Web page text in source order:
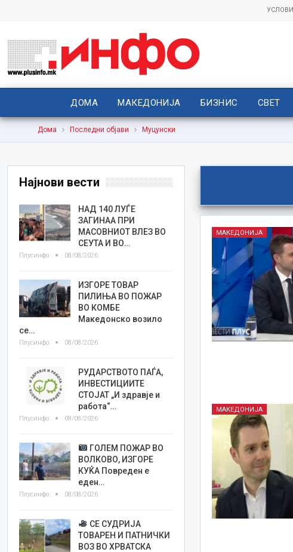
ДОМА МАКЕДОНИЈА БИЗНИС СВЕТ
Дома Последни објави Муцунски
МАКЕДОНИЈА
МАКЕДОНИЈА
Најнови вести
НАД 140 ЛУЃЕ
ЗАГИНАА ПРИ
МАСОВНИОТ ВЛЕЗ ВО
СЕУТА И ВО…
Плусинфо 08/08/2026
ИЗГОРЕ ТОВАР
ПИЛИЊА ВО ПОЖАР
ВО КОМБЕ
Македонско возило
се…
Плусинфо 08/08/2026
РУДАРСТВОТО ПАЃА,
ИНВЕСТИЦИИТЕ
СТОЈАТ „И здравје и
работа“…
Плусинфо 08/08/2026
ГОЛЕМ ПОЖАР ВО
ВОЛКОВО, ИЗГОРЕ
КУЌА Повреден е
еден…
Плусинфо 08/08/2026
СЕ СУДРИЈА
ТОВАРЕН И ПАТНИЧКИ
ВОЗ ВО ХРВАТСКА